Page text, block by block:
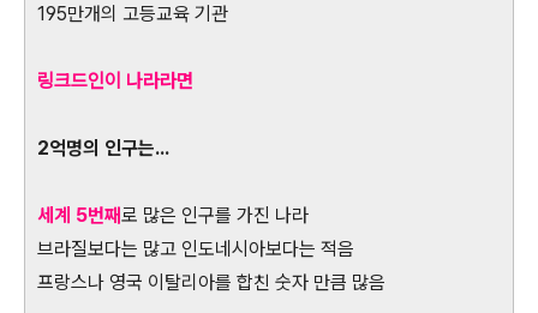
195만개의 고등교육 기관
링크드인이 나라라면
2억명의 인구는...
세계 5번째로 많은 인구를 가진 나라
브라질보다는 많고 인도네시아보다는 적음
프랑스나 영국 이탈리아를 합친 숫자 만큼 많음